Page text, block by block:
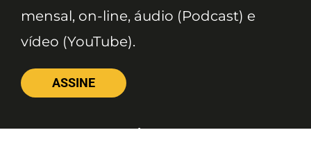
mensal, on-line, áudio (Podcast) e
vídeo (YouTube).
ASSINE
Nossas Redes